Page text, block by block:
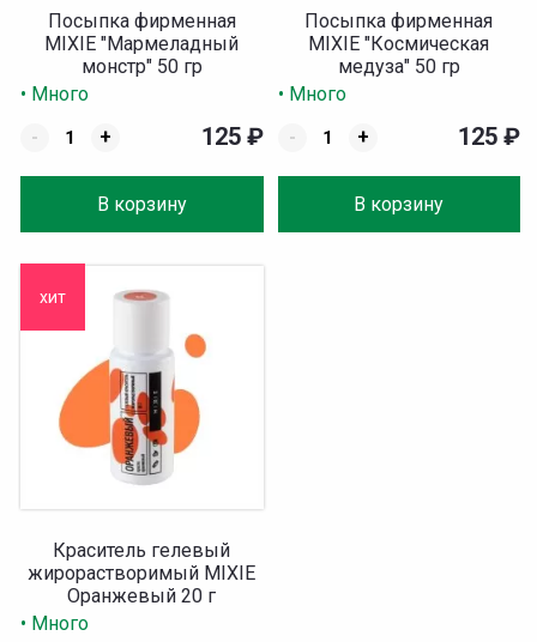
Посыпка фирменная
MIXIE "Мармеладный
монстр" 50 гр
• Много
-
+
В корзину
125 ₽
Посыпка фирменная
MIXIE "Космическая
медуза" 50 гр
• Много
-
+
В корзину
125 ₽
хит
Краситель гелевый
жирорастворимый MIXIE
Оранжевый 20 г
• Много